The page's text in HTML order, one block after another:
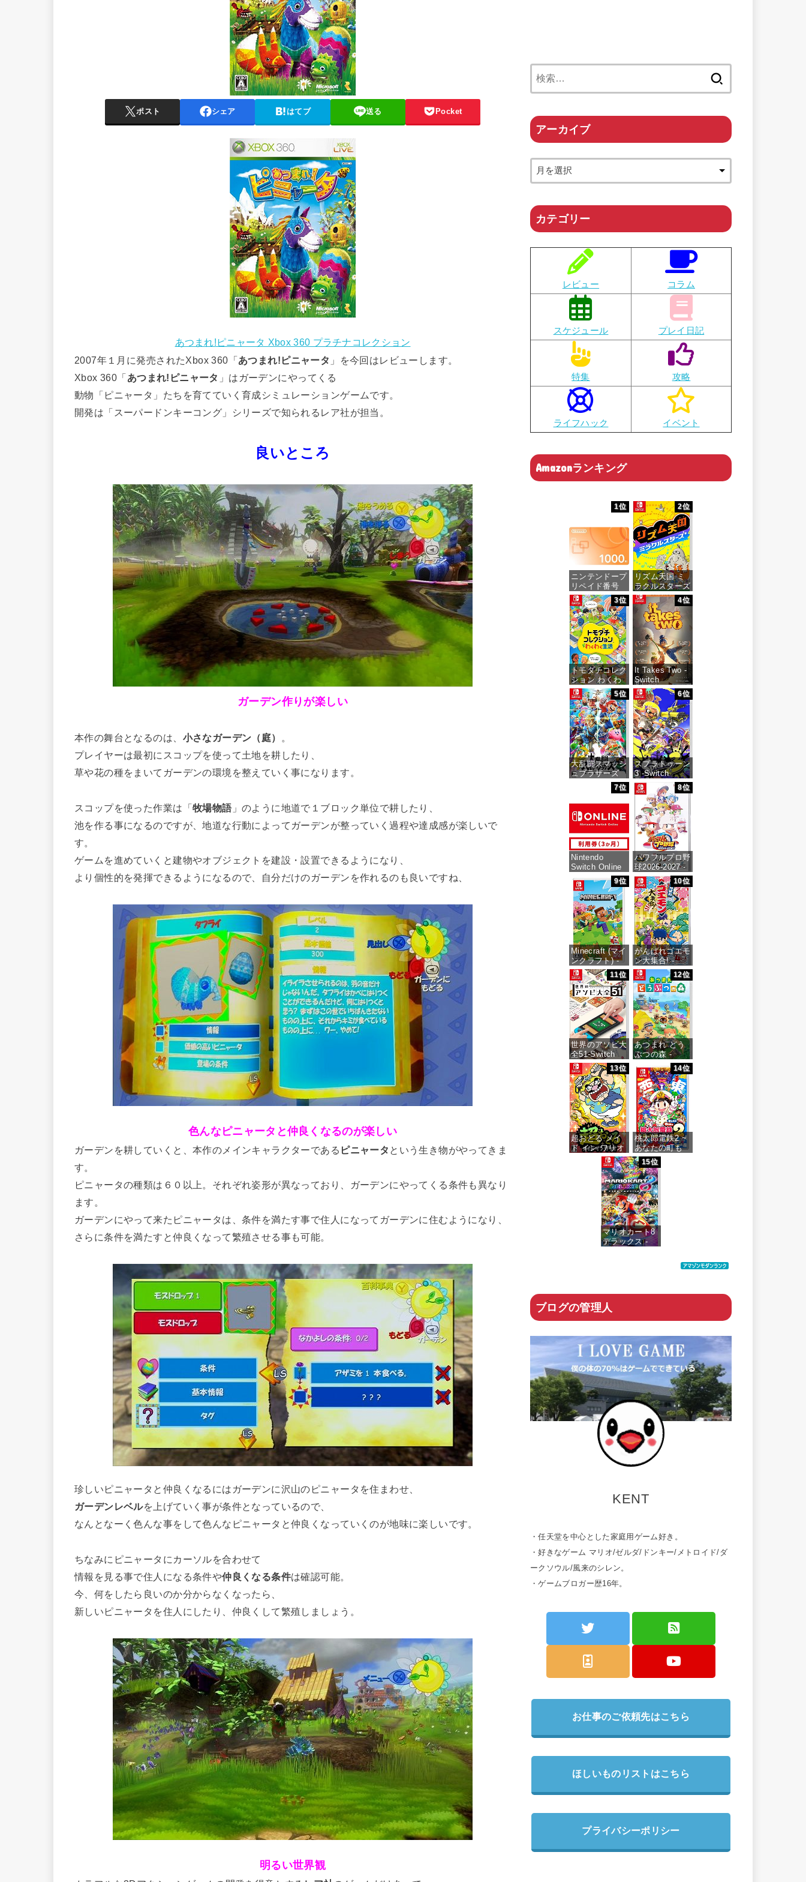
ポスト シェア はてブ 送る Pocket
あつまれ!ピニャータ Xbox 360 プラチナコレクション
2007年１月に発売されたXbox 360「あつまれ!ピニャータ 」を今回はレビューします。
Xbox 360「あつまれ!ピニャータ 」はガーデンにやってくる
動物「ピニャータ」たちを育てていく育成シミュレーションゲームです。
開発は「スーパードンキーコング」シリーズで知られるレア社が担当。
良いところ
ガーデン作りが楽しい
本作の舞台となるのは、 小さなガーデン（庭）
。
プレイヤーは最初にスコップを使って土地を耕したり、
草や花の種をまいてガーデンの環境を整えていく事になります。
スコップを使った作業は「牧場物語」のように地道で１ブロック単位で耕したり、
池を作る事になるのですが、地道な行動によってガーデンが整っていく過程や達成感が楽しいで
す。
ゲームを進めていくと建物やオブジェクトを建設・設置できるようになり、
より個性的を発揮できるようになるので、自分だけのガーデンを作れるのも良いですね、
色んなピニャータと仲良くなるのが楽しい
ガーデンを耕していくと、本作のメインキャラクターである ピニャータ という生き物がやってきま
す。
ピニャータの種類は６０以上。それぞれ姿形が異なっており、ガーデンにやってくる条件も異なり
ます。
ガーデンにやって来たピニャータは、条件を満たす事で住人になってガーデンに住むようになり、
さらに条件を満たすと仲良くなって繁殖させる事も可能。
珍しいピニャータと仲良くなるにはガーデンに沢山のピニャータを住まわせ、
ガーデンレベルを上げていく事が条件となっているので、
なんとなーく色んな事をして色んなピニャータと仲良くなっていくのが地味に楽しいです。
ちなみにピニャータにカーソルを合わせて
情報を見る事で住人になる条件や仲良くなる条件は確認可能。
今、何をしたら良いのか分からなくなったら、
新しいピニャータを住人にしたり、仲良くして繁殖しましょう。
明るい世界観
アーカイブ
カテゴリー
レビュー コラム
スケジュール プレイ日記
特集 攻略
ライフハック イベント
Amazonランキング
1位
ニンテンドープ
リペイド番号
1000円|オンラ
インコード版
価格：¥1,000
2位
リズム天国 ミ
ラクルスターズ
-Switch
価格：¥5,645
3位
トモダチコレク
ション わくわ
く生活 -Switch
価格：¥6,145
4位
It Takes Two -
Switch
価格：¥3,200
5位
大乱闘スマッシ
ュブラザーズ
SPECIAL -
価格：¥6,473
6位
スプラトゥーン
3 -Switch
価格：¥5,536
7位
Nintendo
Switch Online
利用券(個人プ
ラン3か月)|オ
ンラインコード
版
価格：¥900
8位
パワフルプロ野
球2026-2027 -
Switch
価格：¥6,927
9位
Minecraft (マイ
ンクラフト) -
Switch
価格：¥3,400
10位
がんばれゴエモ
ン大集合! -
Switch
価格：¥4,436
11位
世界のアソビ大
全51-Switch
価格：¥3,655
12位
あつまれ どう
ぶつの森 -
Switch
価格：¥5,518
13位
超おどる メイ
ド イン ワリオ
価格：¥4,073
14位
桃太郎電鉄2 ~
あなたの町も
きっとある~ 東
日本編+西日本
編
価格：¥6,200
15位
マリオカート8
デラックス -
ブログの管理人
KENT
・任天堂を中心とした家庭用ゲーム好き。
・好きなゲーム マリオ/ゼルダ/ドンキー/メトロイド/ダ
ークソウル/風来のシレン。
・ゲームブロガー歴16年。
お仕事のご依頼先はこちら
ほしいものリストはこちら
プライバシーポリシー